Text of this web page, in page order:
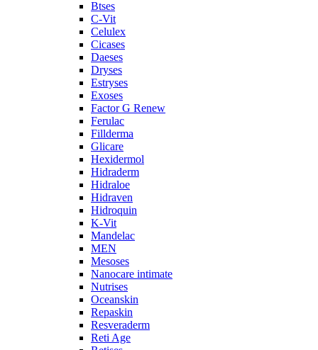
Btses
C-Vit
Celulex
Cicases
Daeses
Dryses
Estryses
Exoses
Factor G Renew
Ferulac
Fillderma
Glicare
Hexidermol
Hidraderm
Hidraloe
Hidraven
Hidroquin
K-Vit
Mandelac
MEN
Mesoses
Nanocare intimate
Nutrises
Oceanskin
Repaskin
Resveraderm
Reti Age